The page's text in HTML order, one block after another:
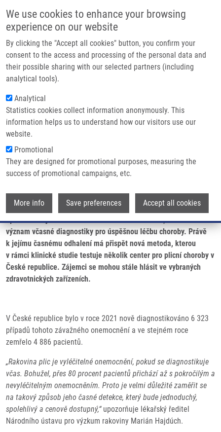
We use cookies to enhance your browsing
experience on our website
By clicking the "Accept all cookies" button, you confirm your
consent to the access and processing of the personal data and
their possible sharing with our selected partners (including
analytical tools).
Analytical
Statistics cookies collect information anonymously. This
information helps us to understand how our visitors use our
website.
Promotional
They are designed for promotional purposes, measuring the
success of promotional campaigns, etc.
More info Save preferences Accept all cookies
Main
Domů
Partner institutions
Technologie a služby
Kontakt
Drobečková navigace
Domů
Press Releases
Rakovina Plic Je Vyléčitelná, Když Je Odhalena Včas. K Tomu Má
Pomoct Nová Metoda.
Rakovina plic je vyléčitelná, když je
odhalena včas. K tomu má pomoct
nová metoda.
Úterý, 30. Červenec, 2024
Olomouc (30. července 2024) –U příležitosti Světového dne boje
proti rakovině plic, který si připomínáme 1. srpna, je třeba
upozornit nejen na závažnost tohoto onemocnění, ale i zásadní
význam včasné diagnostiky pro úspěšnou léčbu choroby. Právě
k jejímu časnému odhalení má přispět nová metoda, kterou
v rámci klinické studie testuje několik center pro plicní choroby v
České republice. Zájemci se mohou stále hlásit ve vybraných
zdravotnických zařízeních.
V České republice bylo v roce 2021 nově diagnostikováno 6 323
případů tohoto závažného onemocnění a ve stejném roce
zemřelo 4 886 pacientů.
„Rakovina plic je vyléčitelné onemocnění, pokud se diagnostikuje
včas. Bohužel, přes 80 procent pacientů přichází až s pokročilým a
nevyléčitelným onemocněním. Proto je velmi důležité zaměřit se
na takový způsob jeho časné detekce, který bude jednoduchý,
spolehlivý a cenově dostupný,“upozorňuje lékařský ředitel
Národního ústavu pro výzkum rakoviny Marián Hajdúch.